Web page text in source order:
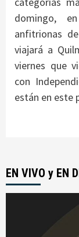
domingo,
anfitrionas
viajará a
viernes que
con
están en este
EN VIVO y EN